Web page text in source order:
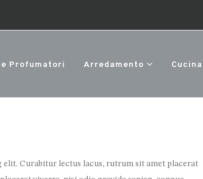
e Profumatori Arredamento Cucina
Curabitur lectus lacus, rutrum sit amet placerat